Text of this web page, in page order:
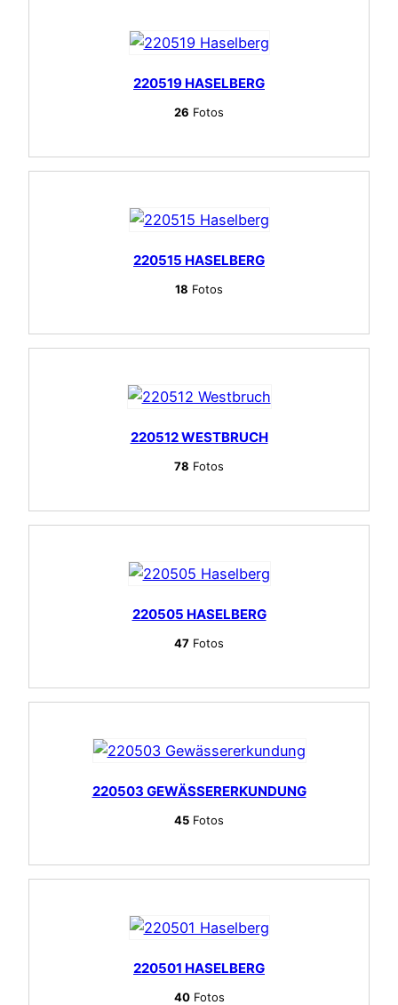
220519 HASELBERG
26 Fotos
220515 HASELBERG
18 Fotos
220512 WESTBRUCH
78 Fotos
220505 HASELBERG
47 Fotos
220503 GEWÄSSERERKUNDUNG
45 Fotos
220501 HASELBERG
40Fotos